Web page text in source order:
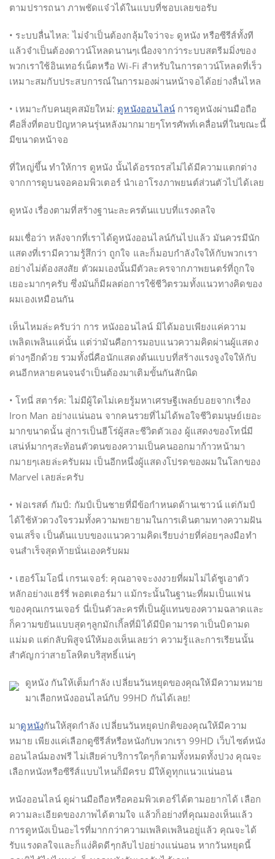
ตามปรารถนา ภาพชัดแจ๋วได้ในแบบที่ชอบเลยขอรับ
• ระบบลื่นไหล: ไม่จำเป็นต้องกลุ้มใจว่าจะ ดูหนัง หรือซีรีส์ทั้งที
แล้วจำเป็นต้องดาวน์โหลดนานๆเนื่องจากว่าระบบสตรีมมิ่งของ
พวกเราใช้อินเทอร์เน็ตหรือ Wi-Fi สำหรับในการดาวน์โหลดที่เร็ว
เหมาะสมกับประสบการณ์ในการมองผ่านหน้าจอได้อย่างลื่นไหล
• เหมาะกับคนยุคสมัยใหม่: ดูหนังออนไลน์ การดูหนังผ่านมือถือ
คือสิ่งที่ตอบปัญหาคนรุ่นหลังมากมายๆโทรศัพท์เคลื่อนที่ในขณะนี้
มีขนาดหน้าจอ
ที่ใหญ่ขึ้น ทำให้การ ดูหนัง นั้นได้อรรถรสไม่ได้มีความแตกต่าง
จากการดูบนจอคอมพิวเตอร์ นำเอาโรงภาพยนต์ส่วนตัวไปได้เลย
ดูหนัง เรื่องตามที่สร้างฐานะละครต้นแบบที่แรงดลใจ
ผมเชื่อว่า หลังจากที่เราได้ดูหนังออนไลน์กันไปแล้ว มันควรมีนัก
แสดงที่เรามีความรู้สึกว่า ถูกใจ และก็มอบกำลังใจให้กับพวกเรา
อย่างไม่ต้องสงสัย ตัวผมเองนั้นมีตัวละครจากภาพยนตร์ที่ถูกใจ
เยอะมากๆครับ ซึ่งมันก็มีผลต่อการใช้ชีวิตรวมทั้งแนวทางคิดของ
ผมเองเหมือนกัน
เห็นไหมล่ะครับว่า การ หนังออนไลน์ มิได้มอบเพียงแค่ความ
เพลิดเพลินแค่นั้น แต่ว่ามันคือการมอบแนวความคิดผ่านผู้แสดง
ต่างๆอีกด้วย รวมทั้งนี่คือนักแสดงต้นแบบที่สร้างแรงจูงใจให้กับ
คนอีกหลายคนจนจำเป็นต้องมาเติมขั้นกันสักนิด
• โทนี่ สตาร์ค: ไม่มีผู้ใดไม่เคยรู้มหาเศรษฐีเพลย์บอยจากเรื่อง
Iron Man อย่างแน่นอน จากคนรวยที่ไม่ได้พอใจชีวิตมนุษย์เยอะ
มากขนาดนั้น สู่การเป็นฮีโร่ผู้สละชีวิตตัวเอง ผู้แสดงของโทนี่มี
เสน่ห์มากๆสะท้อนตัวตนของความเป็นคนออกมาก้าวหน้ามา
กมายๆเลยล่ะครับผม เป็นอีกหนึ่งผู้แสดงโปรดของผมในโลกของ
Marvel เลยล่ะครับ
• ฟอเรสต์ กัมป์: กัมป์เป็นชายที่มีข้อกำหนดด้านเชาวน์ แต่กัมป์
ได้ใช้หัวดวงใจรวมทั้งความพยายามในการเดินตามทางความฝัน
จนเสร็จ เป็นต้นแบบของแนวความคิดเรียบง่ายที่ค่อยๆลงมือทำ
จนสำเร็จสุดท้ายนั่นเองครับผม
• เฮอร์โมโอนี่ เกรนเจอร์: คุณอาจจะงงงวยที่ผมไม่ได้ชูเอาตัว
หลักอย่างแฮร์รี่ พอตเตอร์มา แม้กระนั้นในฐานะที่ผมเป็นแฟน
ของคุณเกรนเจอร์ นี่เป็นตัวละครที่เป็นผู้แทนของความฉลาดและ
ก็ความขยันแบบสุดๆลูกมักเกิ้ลที่มิได้มีบิดามารดาเป็นบิดามด
แม่มด แต่กลับพิสูจน์ให้มองเห็นเลยว่า ความรู้และการเรียนนั้น
สำคัญกว่าสายโลหิตบริสุทธิ์แน่ๆ
ดูหนัง กันให้เต็มกำลัง เปลี่ยนวันหยุดของคุณให้มีความหมาย
มาเลือกหนังออนไลน์กับ 99HD กันได้เลย!
มาดูหนังกันให้สุดกำลัง เปลี่ยนวันหยุดปกติของคุณให้มีความ
หมาย เพียงแค่เลือกดูซีรีส์หรือหนังกับพวกเรา 99HD เว็บไซต์หนัง
ออนไลน์มองฟรี ไม่เสียค่าบริการใดๆก็ตามทั้งหมดทั้งปวง คุณจะ
เลือกหนังหรือซีรีส์แบบไหนก็มีครบ มีให้ดูทุกแนวแน่นอน
หนังออนไลน์ ดูผ่านมือถือหรือคอมพิวเตอร์ได้ตามอยากได้ เลือก
ความละเอียดของภาพได้ตามใจ แล้วก็อย่างที่คุณมองเห็นแล้ว
การดูหนังเป็นอะไรที่มากกว่าความเพลิดเพลินอยู่แล้ว คุณจะได้
รับแรงดลใจและก็แง่คิดดีๆกลับไปอย่างแน่นอน หากวันหยุดนี้